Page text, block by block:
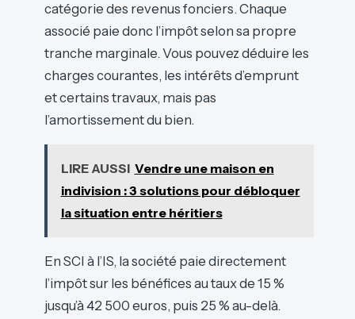
catégorie des revenus fonciers. Chaque
associé paie donc l’impôt selon sa propre
tranche marginale. Vous pouvez déduire les
charges courantes, les intérêts d’emprunt
et certains travaux, mais pas
l’amortissement du bien.
LIRE AUSSI Vendre une maison en
indivision : 3 solutions pour débloquer
la situation entre héritiers
En SCI à l’IS, la société paie directement
l’impôt sur les bénéfices au taux de 15 %
jusqu’à 42 500 euros, puis 25 % au-delà.